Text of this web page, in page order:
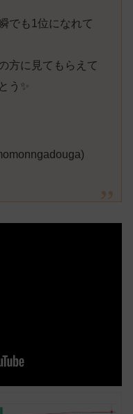
でも1位になれて
方に見てもらえて
う✨